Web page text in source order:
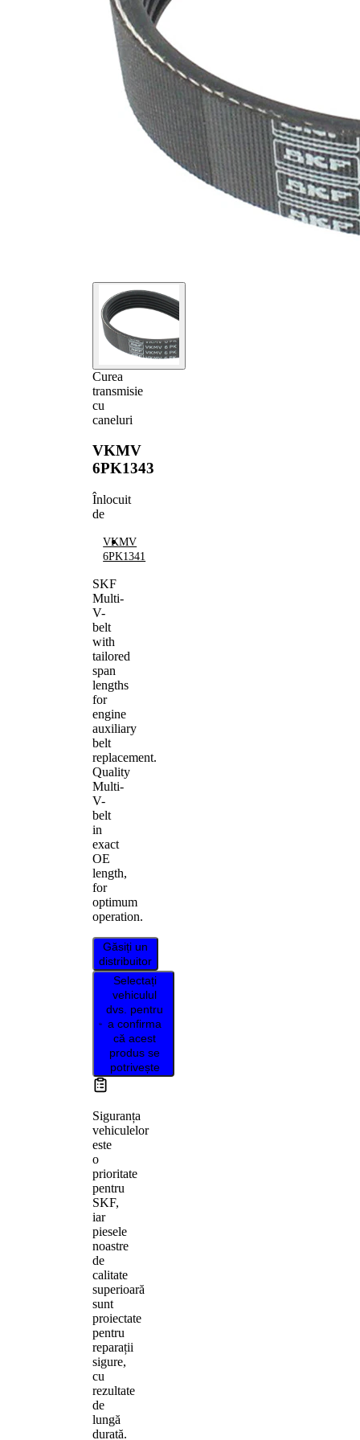
Curea
transmisie
cu
caneluri
VKMV
6PK1343
Înlocuit
de
VKMV
6PK1341
SKF
Multi-
V-
belt
with
tailored
span
lengths
for
engine
auxiliary
belt
replacement.
Quality
Multi-
V-
belt
in
exact
OE
length,
for
optimum
operation.
Găsiți un
distribuitor
Selectați
vehiculul
dvs. pentru
a confirma
că acest
produs se
potrivește
Siguranța
vehiculelor
este
o
prioritate
pentru
SKF,
iar
piesele
noastre
de
calitate
superioară
sunt
proiectate
pentru
reparații
sigure,
cu
rezultate
de
lungă
durată.